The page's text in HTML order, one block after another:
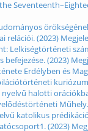
(2023)
Lelkiségtörténeti
(2023)
Erdélyben és
halotti
katolikus
(2023)